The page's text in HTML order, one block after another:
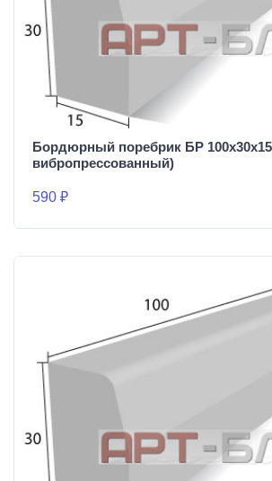
Бордюрный поребрик БР
вибропрессованный)
590 ₽